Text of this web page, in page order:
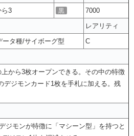
ら3 黒
7000
レアリティ
ータ種/サイボーグ型
C
から3枚オープンできる。その中の特徴
デジモンカード1枚を手札に加える。残
ジモンが特徴に「マシーン型」を持つと